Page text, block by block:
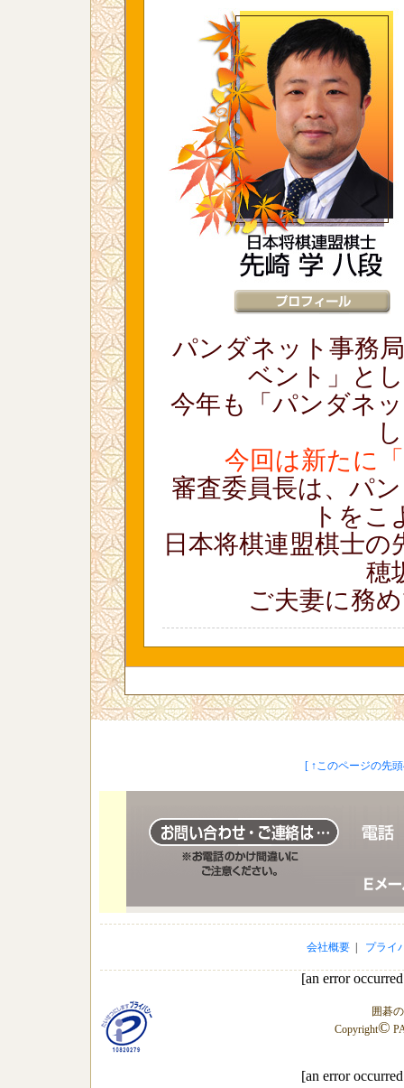
パンダネット事務
ベント」と
今年も「パンダネ
今回は新たに
審査委員長は、パ
トをこ
日本将棋連盟棋士
穂
ご夫妻に務
[ ↑このページの先
会社概要| プライ
[an error
囲碁
Copyright©
[an error